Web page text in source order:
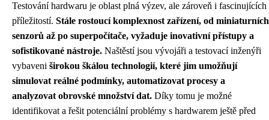
Testování hardwaru je oblast plná výzev, ale zároveň i fascinujících
příležitostí. Stále rostoucí komplexnost zařízení, od miniaturních
senzorů až po superpočítače, vyžaduje inovativní přístupy a
sofistikované nástroje. Naštěstí jsou vývojáři a testovací inženýři
vybaveni širokou škálou technologií, které jim umožňují
simulovat reálné podmínky, automatizovat procesy a
analyzovat obrovské množství dat. Díky tomu je možné
identifikovat a řešit potenciální problémy s hardwarem ještě před